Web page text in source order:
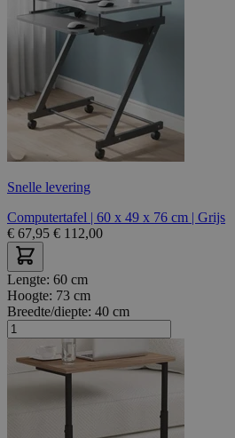
Snelle levering
Computertafel | 60 x 49 x 76 cm | Grijs
€ 67,95 € 112,00
Lengte: 60 cm
Hoogte: 73 cm
Breedte/diepte: 40 cm